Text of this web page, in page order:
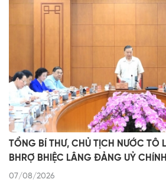
TỔNG BÍ THƯ, CHỦ TỊCH NƯỚC TÔ
BHRỢ BHIỆC LÂNG ĐẢNG UỶ
07/08/2026